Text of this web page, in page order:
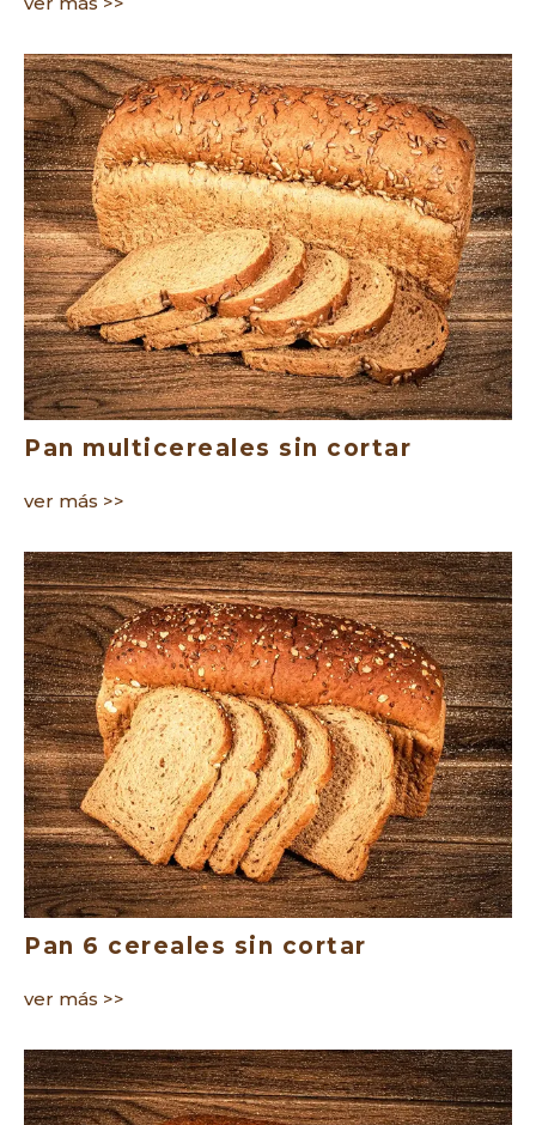
Pan multicereales sin cortar
ver más >>
Pan 6 cereales sin cortar
ver más >>